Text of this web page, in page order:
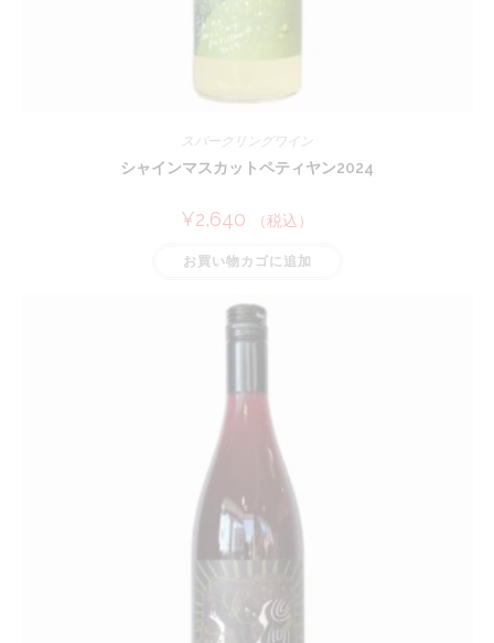
スパークリングワイン
シャインマスカットペティヤン2024
¥2,640 （税込）
お買い物カゴに追加